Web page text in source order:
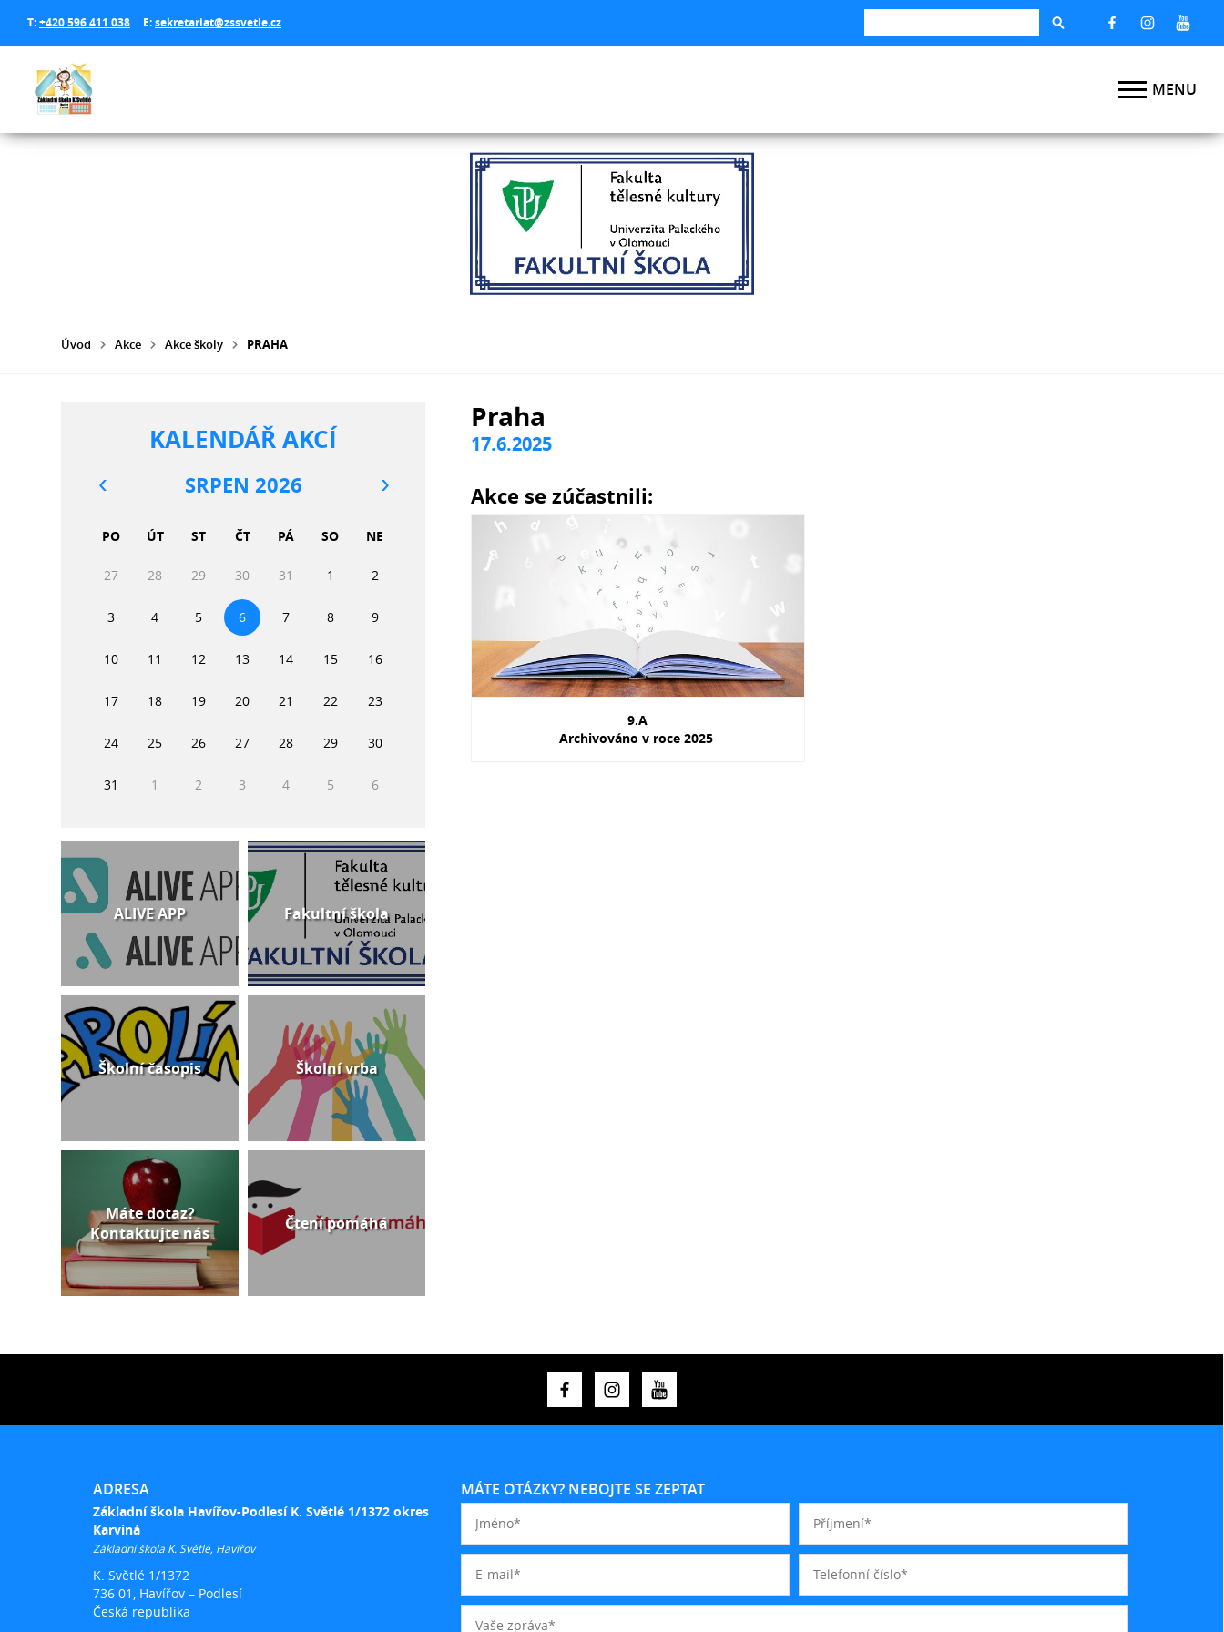
T:+420 596 411 038 E:sekretariat@zssvetle.cz
Úvod Akce Akce školy PRAHA
Praha
17.6.2025
Akce se zúčastnili:
9.A
Archivováno v roce 2025
KALENDÁŘ AKCÍ
SRPEN 2026
PO ÚT ST ČT PÁ SO NE
27 28 29 30 31 1 2
3 4 5 6 7 8 9
10 11 12 13 14 15 16
17 18 19 20 21 22 23
24 25 26 27 28 29 30
31 1 2 3 4 5 6
ALIVE APP Fakultní škola
Školní časopis Školní vrba
Máte dotaz?
Kontaktujte nás
Čtení pomáhá
ADRESA
Základní škola Havířov-Podlesí K. Světlé 1/1372 okres
Karviná
Základní škola K. Světlé, Havířov
K. Světlé 1/1372
736 01, Havířov – Podlesí
Česká republika
MÁTE OTÁZKY? NEBOJTE SE ZEPTAT